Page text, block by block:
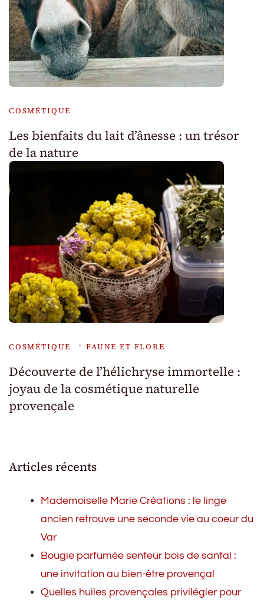
COSMÉTIQUE
Les bienfaits du lait d’ânesse : un trésor
de la nature
COSMÉTIQUE FAUNE ET FLORE
Découverte de l’hélichryse immortelle :
joyau de la cosmétique naturelle
provençale
Articles récents
Mademoiselle Marie Créations : le linge
ancien retrouve une seconde vie au coeur du
Var
Bougie parfumée senteur bois de santal :
une invitation au bien-être provençal
Quelles huiles provençales privilégier pour